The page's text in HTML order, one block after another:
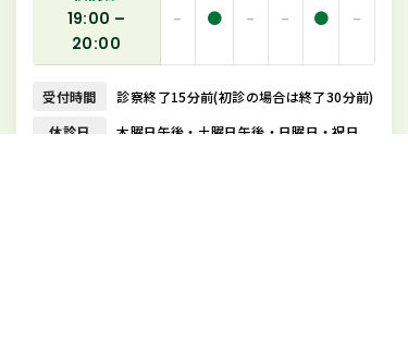
19:00 –
20:00
– ● – – ● –
受付時間
診察終了15分前(初診の場合は終了30分前)
休診日
木曜日午後・土曜日午後・日曜日・祝日